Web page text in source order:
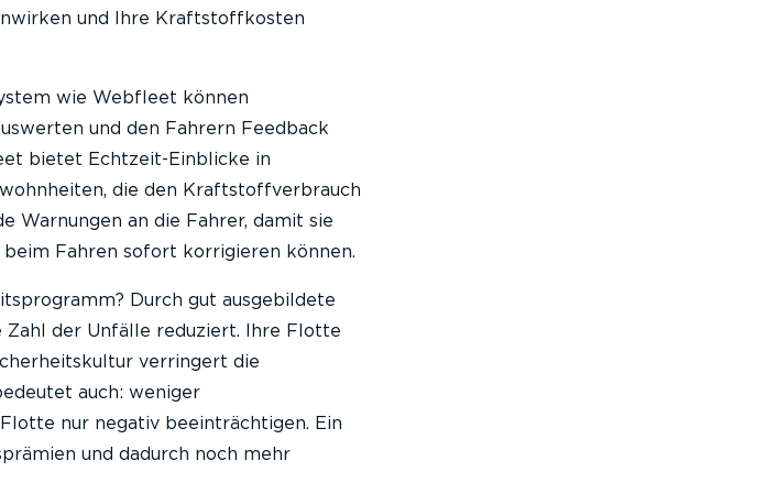
und Ihre Kraftstoffkosten
wie Webfleet können
und den Fahrern Feedback
bietet Echtzeit-Einblicke in
die den Kraftstoffverbrauch
Warnungen an die Fahrer, damit sie
Fahren sofort korrigieren können.
Durch gut ausgebildete
Zahl der Unfälle reduziert. Ihre Flotte
verringert die
auch: weniger
nur negativ beeinträchtigen. Ein
und dadurch noch mehr